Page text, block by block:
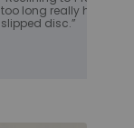
too long really helps
slipped disc.”